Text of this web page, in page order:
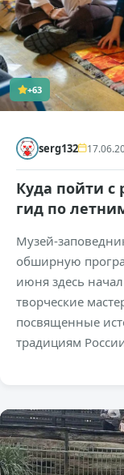
+63
serg132
Куда пойти с
гид по
Музей-
обширную
июня здесь
творческие
посвященные
традициям